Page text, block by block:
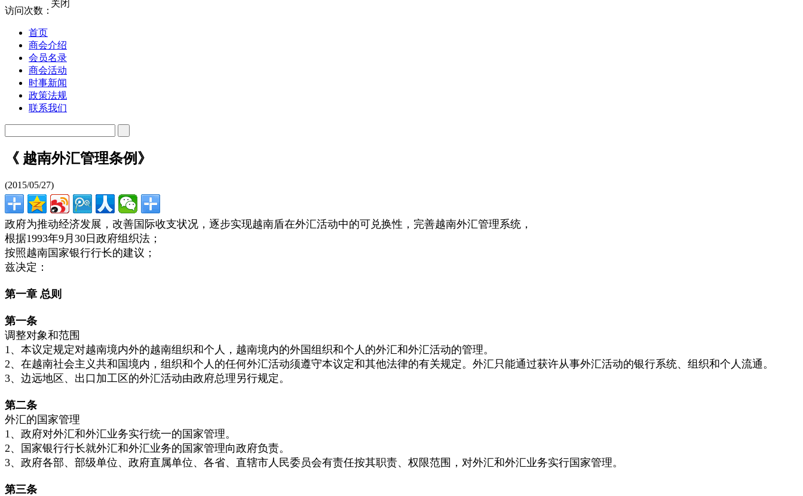
访问次数：
首页
商会介绍
会员名录
商会活动
时事新闻
政策法规
联系我们
《 越南外汇管理条例》
(2015/05/27)
政府为推动经济发展，改善国际收支状况，逐步实现越南盾在外汇活动中的可兑换性，完善越南外汇管理系统，
根据1993年9月30日政府组织法；
按照越南国家银行行长的建议；
兹决定：
第一章 总则
第一条
调整对象和范围
1、本议定规定对越南境内外的越南组织和个人，越南境内的外国组织和个人的外汇和外汇活动的管理。
2、在越南社会主义共和国境内，组织和个人的任何外汇活动须遵守本议定和其他法律的有关规定。外汇只能通过获许从事外汇活动的银行系统、组织和个人流通。
3、边远地区、出口加工区的外汇活动由政府总理另行规定。
第二条
外汇的国家管理
1、政府对外汇和外汇业务实行统一的国家管理。
2、国家银行行长就外汇和外汇业务的国家管理向政府负责。
3、政府各部、部级单位、政府直属单位、各省、直辖市人民委员会有责任按其职责、权限范围，对外汇和外汇业务实行国家管理。
第三条
关闭